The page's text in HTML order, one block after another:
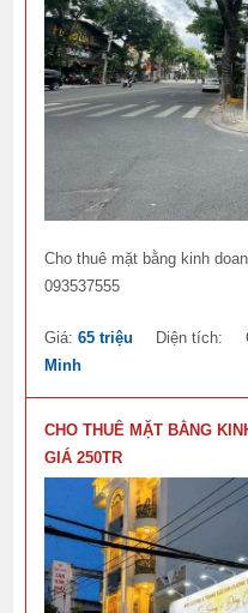
Cho thuê mặt bằng kinh
093537555
Giá:65 triệu Diện tích:
Minh
CHO THUÊ MẶT BẰNG
GIÁ 250TR